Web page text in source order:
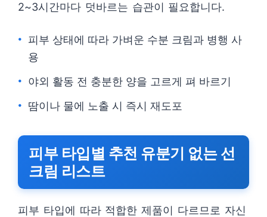
2~3시간마다 덧바르는 습관이 필요합니다.
피부 상태에 따라 가벼운 수분 크림과 병행 사
용
야외 활동 전 충분한 양을 고르게 펴 바르기
땀이나 물에 노출 시 즉시 재도포
피부 타입별 추천 유분기 없는 선
크림 리스트
피부 타입에 따라 적합한 제품이 다르므로 자신